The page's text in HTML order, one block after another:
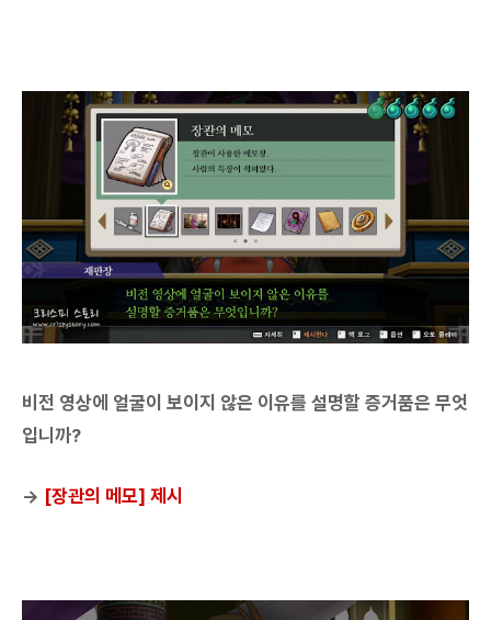
비전 영상에 얼굴이 보이지 않은 이유를 설명할 증거품은 무엇
입니까?
→ [장관의 메모] 제시